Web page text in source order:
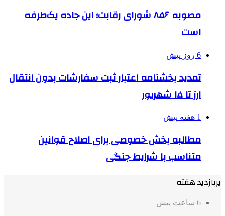
مصوبه ۸۵۶ شورای رقابت؛ این جاده یک‌طرفه
است
6 روز پیش
تمدید بخشنامه اعتبار ثبت سفارشات بدون انتقال
ارز تا ۱۵ شهریور
1 هفته پیش
مطالبه بخش خصوصی برای اصلاح قوانین
متناسب با شرایط جنگی
پربازدید هفته
6 ساعت پیش